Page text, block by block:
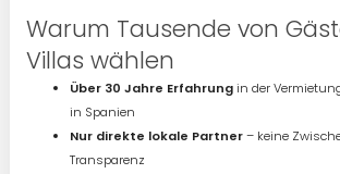
Warum Tausende von
Villas wählen
Über 30 Jahre Erfahrungin der
in Spanien
Nur direkte lokale Partner– keine
Transparenz